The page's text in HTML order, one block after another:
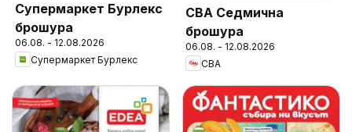
Супермаркет Бурлекс
брошура
06.08. - 12.08.2026
Супермаркет Бурлекс
CBA Седмична
брошура
06.08. - 12.08.2026
CBA